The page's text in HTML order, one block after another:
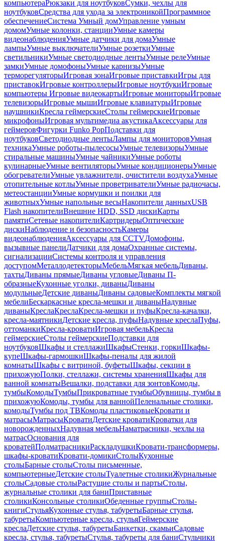
компьютераРюкзаки для ноутбуковСумки, чехлы для
ноутбуковСредства для ухода за электроникойПрограммное
обеспечениеСистема Умный домУправление умным
домомУмные колонки, станцииУмные камеры
видеонаблюденияУмные датчики для домаУмные
лампыУмные выключателиУмные розеткиУмные
светильникиУмные светодиодные лентыУмные релеУмные
замкиУмные домофоныУмные карнизыУмные
терморегуляторыИгровая зонаИгровые приставкиИгры для
приставокИгровые контроллерыИгровые ноутбукиИгровые
компьютеры Игровые видеокартыИгровые мониторыИгровые
телевизорыИгровые мышиИгровые клавиатурыИгровые
наушникиКресла геймерскиеСтолы геймерскиеИгровые
микрофоныИгровая мультимедиа акустикаАксессуары для
геймеровФигурки Funko PopПодставки для
ноутбуковСветодиодные лентыЛампы для мониторовУмная
техникаУмные роботы-пылесосыУмные телевизорыУмные
стиральные машиныУмные чайникиУмные роботы
кулинарныеУмные вентиляторыУмные кондиционерыУмные
обогревателиУмные увлажнители, очистители воздухаУмные
отопительные котлыУмные проветривателиУмные радиочасы,
метеостанцииУмные кормушки и поилки для
животныхУмные напольные весыНакопители данныхUSB
Flash накопителиВнешние HDD, SSD дискиКарты
памятиСетевые накопителиКартридерыОптические
дискиНаблюдение и безопасностьКамеры
видеонаблюденияАксессуары для CCTVДомофоны,
вызывные панелиДатчики для домаОхранные системы,
сигнализацииСистемы контроля и управления
доступомМеталлодетекторыМебельМягкая мебельДиваны,
тахтыДиваны прямыеДиваны угловыеДиваны П-
образныеКухонные уголки, диваныДиваны
модульныеДетские диваныДиваны садовыеКомплекты мягкой
мебелиБескаркасные кресла-мешки и диваныНадувные
диваныКреслаКреслаКресла-мешки и пуфыКресла-качалки,
кресла-маятникиДетские кресла, пуфыНадувные креслаПуфы,
оттоманкиКресла-кроватиИгровая мебельКресла
геймерскиеСтолы геймерскиеПодставки для
ноутбуковШкафы и стеллажиШкафыСтенки, горкиШкафы-
купеШкафы-гармошкиШкафы-пеналы для жилой
комнатыШкафы с витриной, буфетыШкафы, секции в
прихожуюПолки, стеллажи, системы храненияШкафы для
ванной комнатыВешалки, подставки для зонтовКомоды,
тумбыКомодыТумбыПрикроватные тумбыОбувницы, тумбы в
прихожуюКомоды, тумбы для ваннойПеленальные столики,
комодыТумбы под ТВКомоды пластиковыеКровати и
матрасыМатрасыКроватиДетские кроватиКроватки для
новорожденныхНадувная мебельНаматрасники, чехлы на
матрасОснования для
кроватейПодматрасникиРаскладушкиКровати-трансформеры,
шкафы-кроватиКровати-домикиСтолыКухонные
столыБарные столыСтолы письменные,
компьютерныеДетские столыТуалетные столикиЖурнальные
столыСадовые столыРастущие столы и партыСтолы,
журнальные столики для баниПриставные
столикиКонсольные столикиОбеденные группыСтолы-
книгиСтульяКухонные стулья, табуретыБарные стулья,
табуретыКомпьютерные кресла, стульяГеймерские
креслаДетские стулья, табуретыБанкетки, скамьиСадовые
кресла, стулья, табуретыСтулья, табуреты для баниСтульчики